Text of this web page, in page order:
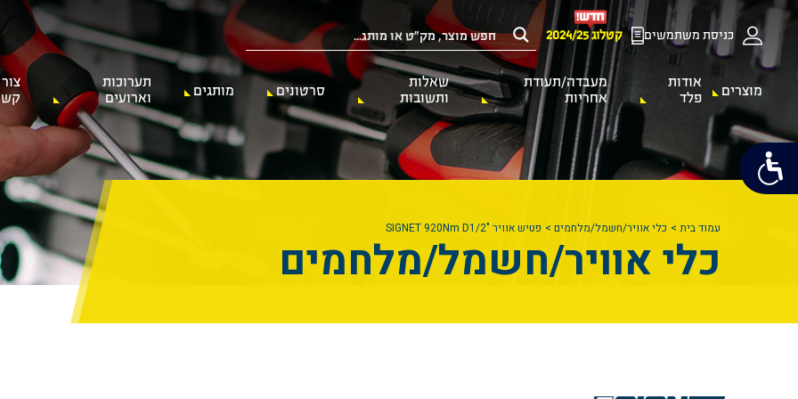
כניסת משתמשים קטלוג 2024/25
מוצרים
אודות
פלד
מעבדה/תעודת
אחריות
שאלות
ותשובות
סרטונים מותגים
תערוכות
וארועים
צור
עמוד בית כלי אוויר/חשמל/מלחמים פטיש אוויר "SIGNET 920Nm D1/2
כלי אוויר/חשמל/מלחמים